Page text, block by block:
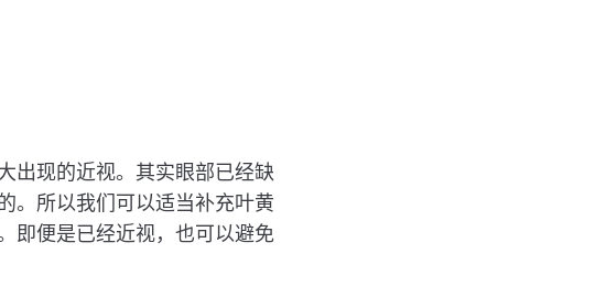
出现的近视。其实眼部已经缺
。所以我们可以适当补充叶黄
即便是已经近视，也可以避免